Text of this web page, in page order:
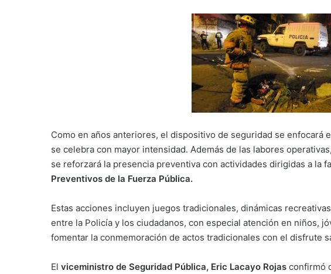
Como en años anteriores, el dispositivo de seguridad se enfocará
se celebra con mayor intensidad. Además de las labores
se reforzará la presencia preventiva con actividades dirigidas a la
Preventivos de la Fuerza Pública.
Estas acciones incluyen juegos tradicionales, dinámicas
entre la Policía y los ciudadanos, con especial atención en niños,
fomentar la conmemoración de actos tradicionales con el disfrute
El viceministro de Seguridad Pública, Eric Lacayo Rojas confirmó